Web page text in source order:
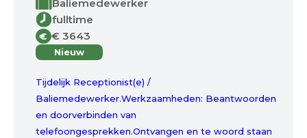
Baliemedewerker
fulltime
€ € 3643
Nieuw
Tijdelijk Receptionist(e) /
Baliemedewerker.Werkzaamheden: Beantwoorden
en doorverbinden van
telefoongesprekken.Ontvangen en te woord staan